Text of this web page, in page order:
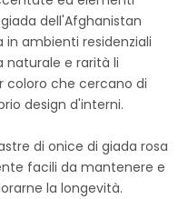
dell'Afghanistan
ambienti residenziali
naturale e rarità li
coloro che cercano di
design d'interni.
di onice di giada rosa
facili da mantenere e
la longevità.